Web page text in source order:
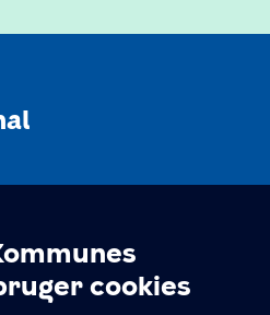
cookies
København